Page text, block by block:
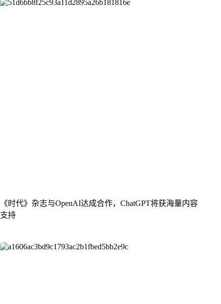
《时代》杂志与OpenAI达成合作，ChatGPT将获海量内容
支持